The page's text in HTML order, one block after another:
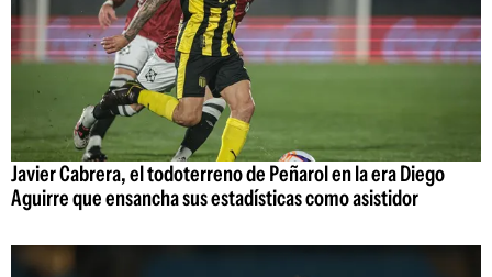
Javier Cabrera, el todoterreno de Peñarol en la era Diego
Aguirre que ensancha sus estadísticas como asistidor